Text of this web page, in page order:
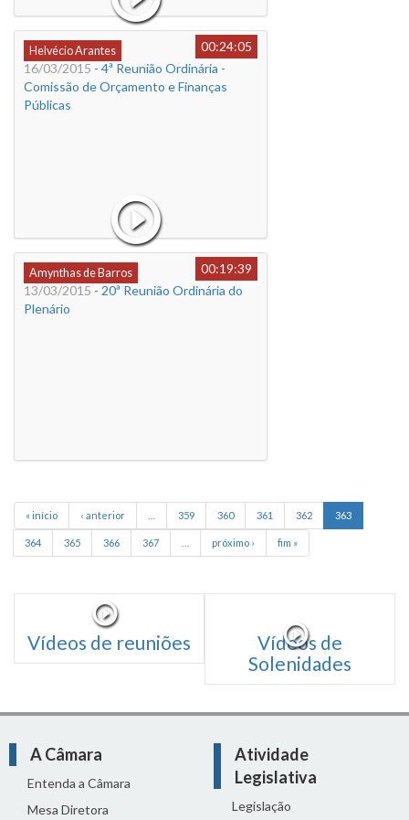
Helvécio Arantes
00:24:05
16/03/2015 - 4ª Reunião Ordinária -
Comissão de Orçamento e Finanças
Públicas
Amynthas de Barros
00:19:39
13/03/2015 - 20ª Reunião Ordinária do
Plenário
« início ‹ anterior 359 360 361 362 363
364 365 366 367 próximo › fim »
Vídeos de reuniões
Vídeos de
Solenidades
A Câmara
Entenda a Câmara
Mesa Diretora
Atividade
Legislativa
Legislação